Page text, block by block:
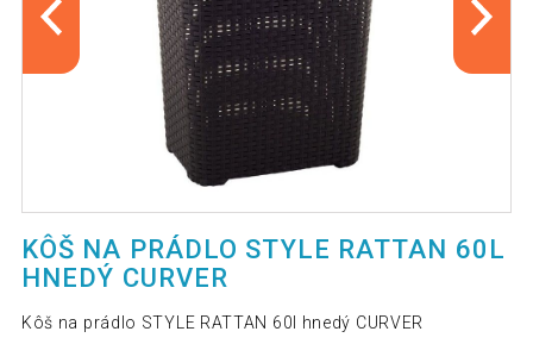
KÔŠ NA PRÁDLO STYLE RATTAN 60L
HNEDÝ CURVER
Kôš na prádlo STYLE RATTAN 60l hnedý CURVER